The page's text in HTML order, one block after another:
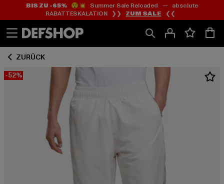
Zum
Inhalt
springen
Zum
Fußzeile
springen
BIS ZU -65%😲💥 Summer Sale Reloaded — absolute
RABATTESKALATION ❯❯ ZUM SALE ❮❮
ZURÜCK
-52%